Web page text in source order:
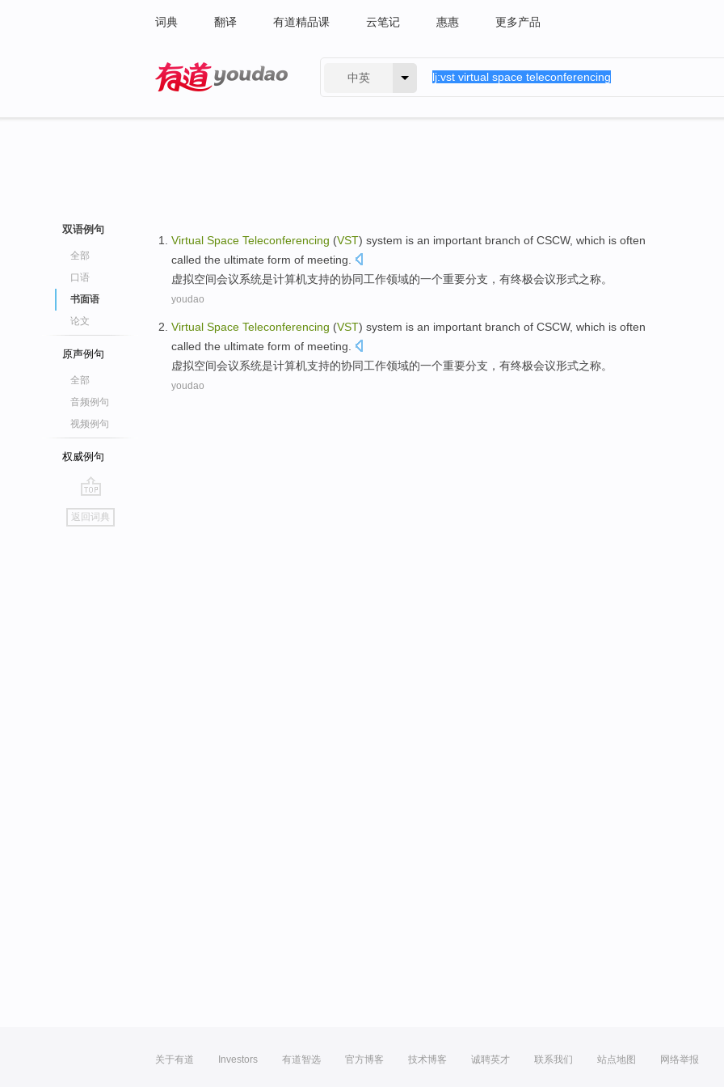
词典 翻译 有道精品课 云笔记 惠惠 更多产品
中英
双语例句
全部
口语
书面语
论文
原声例句
全部
音频例句
视频例句
权威例句
go
top
返回词典
Virtual Space Teleconferencing (VST) system is an important branch of CSCW, which is often
called the ultimate form of meeting
虚拟空间会议系统是计算机支持的协同工作领域的一个重要分支 ，有终极会议形式之称。
youdao
Virtual Space Teleconferencing (VST) system is an important branch of CSCW, which is often
called the ultimate form of meeting
虚拟空间会议系统是计算机支持的协同工作领域的一个重要分支 ，有终极会议形式之称。
youdao
关于有道 Investors 有道智选 官方博客 技术博客 诚聘英才 联系我们 站点地图 网络举报